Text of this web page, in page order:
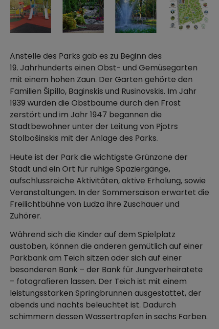
Anstelle des Parks gab es zu Beginn des
19. Jahrhunderts einen Obst- und Gemüsegarten
mit einem hohen Zaun. Der Garten gehörte den
Familien Šipillo, Baginskis und Rusinovskis. Im Jahr
1939 wurden die Obstbäume durch den Frost
zerstört und im Jahr 1947 begannen die
Stadtbewohner unter der Leitung von Pjotrs
Stolbošinskis mit der Anlage des Parks.
Heute ist der Park die wichtigste Grünzone der
Stadt und ein Ort für ruhige Spaziergänge,
aufschlussreiche Aktivitäten, aktive Erholung, sowie
Veranstaltungen. In der Sommersaison erwartet die
Freilichtbühne von Ludza ihre Zuschauer und
Zuhörer.
Während sich die Kinder auf dem Spielplatz
austoben, können die anderen gemütlich auf einer
Parkbank am Teich sitzen oder sich auf einer
besonderen Bank – der Bank für Jungverheiratete
– fotografieren lassen. Der Teich ist mit einem
leistungsstarken Springbrunnen ausgestattet, der
abends und nachts beleuchtet ist. Dadurch
schimmern dessen Wassertropfen in sechs Farben.